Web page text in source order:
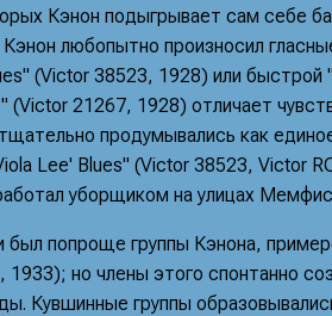
Кэнон подыгрывает сам себе
любопытно произносил
(Victor 38523, 1928) или быстрой
21267, 1928) отличает
продумывались как
Lee' Blues" (Victor 38523, Victor
уборщиком на улицах
попроще группы Кэнона,
но члены этого спонтанно
Кувшинные группы